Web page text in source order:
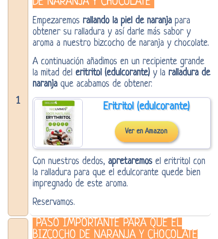
1
Empezaremos rallando la piel de naranjapara
obtener su ralladura y así darle más sabor y
aroma a nuestro bizcocho de naranja y chocolate.
A continuación añadimos en un recipiente grande
la mitad del eritritol (edulcorante)y la ralladura de
naranjaque acabamos de obtener.
Eritritol (edulcorante)
Ver en Amazon
Con nuestros dedos, apretaremosel eritritol con
la ralladura para que el edulcorante quede bien
impregnado de este aroma.
Reservamos.
PASO IMPORTANTE PARA QUE EL
BIZCOCHO DE NARANJA Y CHOCOLATE